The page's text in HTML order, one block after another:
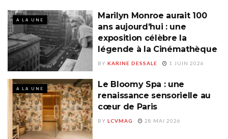
A LA UNE
Marilyn Monroe aurait 100
ans aujourd’hui : une
exposition célèbre la
légende à la Cinémathèque
BY KARINE DESSALE 1 JUIN 2026
A LA UNE
Le Bloomy Spa : une
renaissance sensorielle au
cœur de Paris
BY LCVMAG 28 MAI 2026